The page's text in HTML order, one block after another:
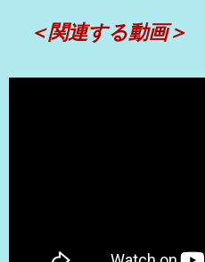
＜関連する動画＞